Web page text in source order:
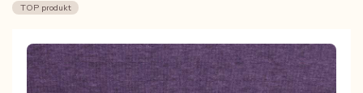
TOP produkt